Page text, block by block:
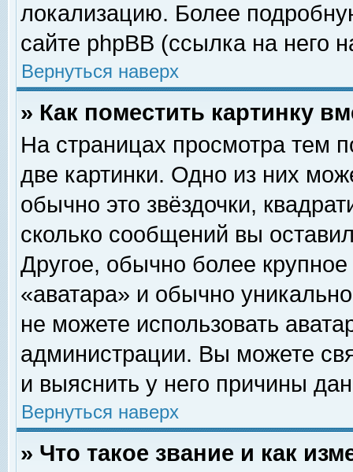
локализацию. Более
сайте phpBB (ссылка на него
Вернуться наверх
» Как поместить картинку
На страницах просмотра тем
две картинки. Одно из них
обычно это звёздочки,
сколько сообщений вы
Другое, обычно более
«аватара» и обычно
не можете использовать
администрации. Вы можете
и выяснить у него причины
Вернуться наверх
» Что такое звание и как